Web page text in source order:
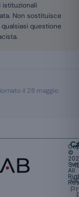
Non sostituisce
questione
il 28 maggio
©
All